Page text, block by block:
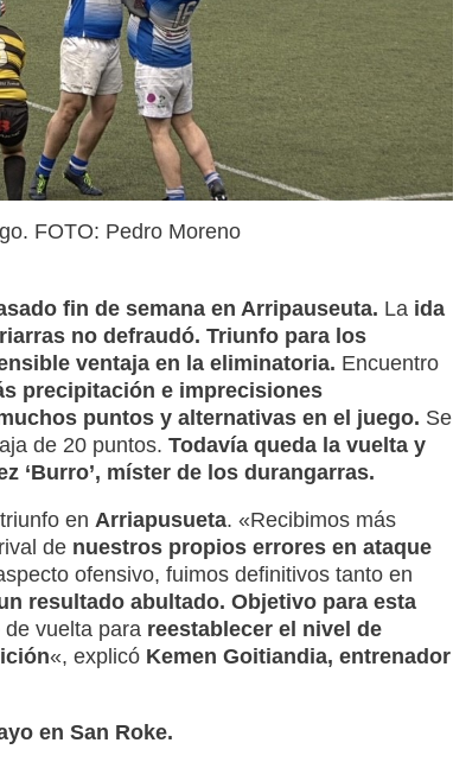
FOTO: Pedro Moreno
fin de semana en Arripauseuta. La ida
no defraudó. Triunfo para los
ventaja en la eliminatoria. Encuentro
precipitación e imprecisiones
puntos y alternativas en el juego. Se
de 20 puntos. Todavía queda la vuelta y
‘Burro’, míster de los durangarras.
en Arriapusueta. «Recibimos más
de nuestros propios errores en ataque
ofensivo, fuimos definitivos tanto en
resultado abultado. Objetivo para esta
vuelta para reestablecer el nivel de
«, explicó Kemen Goitiandia, entrenador
en San Roke.